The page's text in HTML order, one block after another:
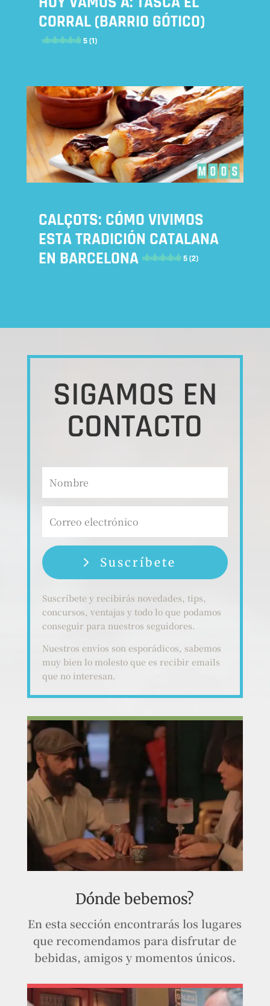
CORRAL (BARRIO GÓTICO)
5 (1)
CALÇOTS: CÓMO VIVIMOS
ESTA TRADICIÓN CATALANA
EN BARCELONA
5 (2)
SIGAMOS EN
CONTACTO
Suscríbete
Suscríbete y recibirás novedades, tips,
concursos, ventajas y todo lo que podamos
conseguir para nuestros seguidores.
Nuestros envíos son esporádicos, sabemos
muy bien lo molesto que es recibir emails
que no interesan.
Dónde bebemos?
En esta sección encontrarás los lugares
que recomendamos para disfrutar de
bebidas, amigos y momentos únicos.